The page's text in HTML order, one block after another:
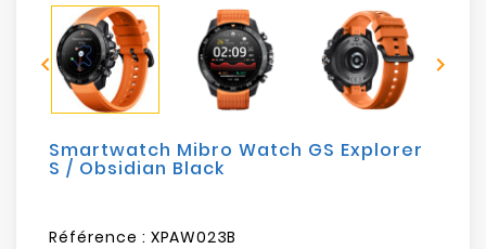
Sécurité
Mobilités
 
Smartwatch Mibro Watch GS Explorer
S / Obsidian Black
Référence : XPAW023B